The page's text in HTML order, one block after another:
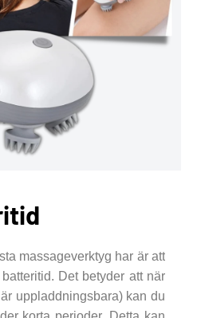
massageverktyg har är att
Det betyder att när
uppladdningsbara) kan du